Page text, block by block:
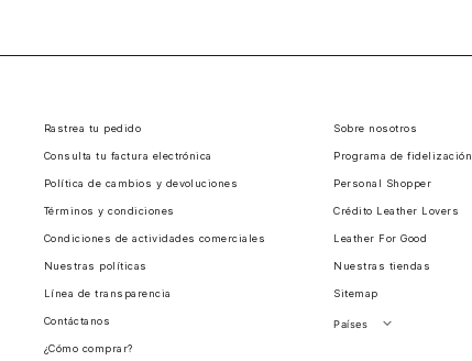
Rastrea tu pedido
Consulta tu factura electrónica
Política de cambios y devoluciones
Términos y condiciones
Condiciones de actividades comerciales
Nuestras políticas
Línea de transparencia
Contáctanos
¿Cómo comprar?
Sobre nosotros
Programa de fidelización
Personal Shopper
Crédito Leather Lovers
Leather For Good
Nuestras tiendas
Sitemap
Países